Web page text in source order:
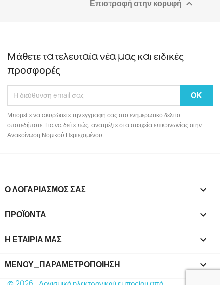
Επιστροφή στην κορυφή 
Μάθετε τα τελευταία νέα μας και ειδικές
προσφορές
Μπορείτε να ακυρώσετε την εγγραφή σας στο ενημερωτικό δελτίο
οποτεδήποτε. Για να δείτε πώς, ανατρέξτε στα στοιχεία επικοινωνίας στην
Ανακοίνωση Νομικού Περιεχομένου.
Ο ΛΟΓΑΡΙΑΣΜΌΣ ΣΑΣ 
ΠΡΟΪΌΝΤΑ 
Η ΕΤΑΙΡΊΑ ΜΑΣ 
ΜΕΝΟΎ_ΠΑΡΑΜΕΤΡΟΠΟΊΗΣΗ keyboard_arrow_down